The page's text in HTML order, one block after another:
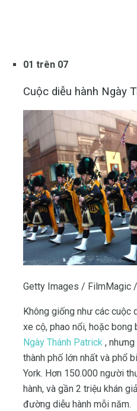
01 trên 07
Cuộc diễu hành Ngày
Getty Images / FilmMagic
Không giống như các cuộc
xe cộ, phao nổi, hoặc bong
Ngày Thánh Patrick ,
thành phố lớn nhất và phổ
York. Hơn 150.000 người
hành, và gần 2 triệu khán
đường diễu hành mỗi năm.